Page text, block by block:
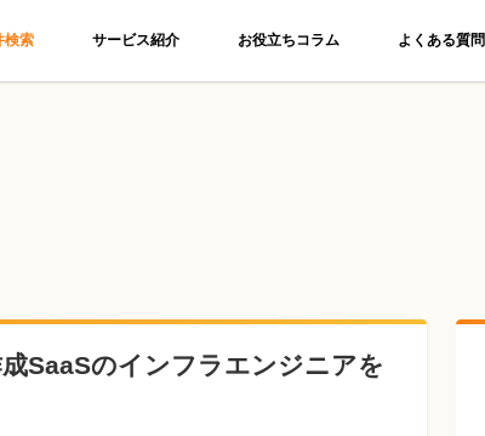
検索 サービス紹介 お役立ちコラム よくある質問
SaaSのインフラエンジニアを